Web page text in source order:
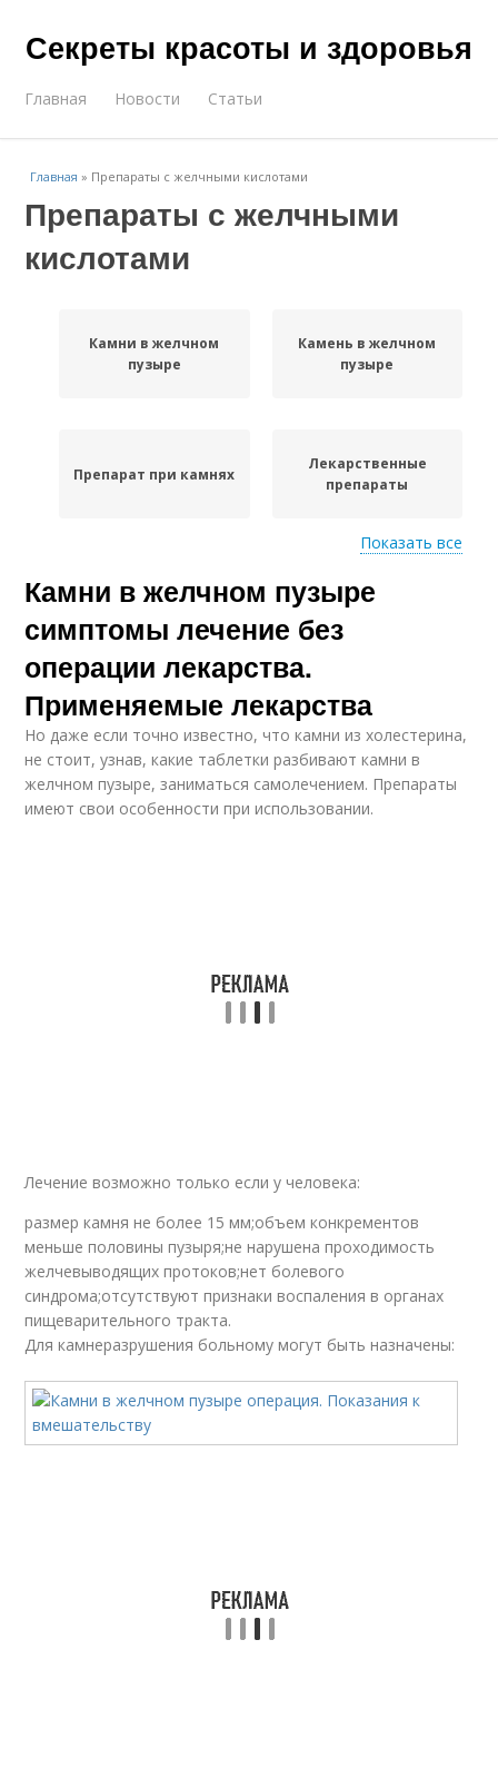
Секреты красоты и здоровья
Главная Новости Статьи
Главная » Препараты с желчными кислотами
Препараты с желчными
кислотами
Камни в желчном
пузыре
Камень в желчном
пузыре
Препарат при камнях
Лекарственные
препараты
Препараты для
растворения
Китайские препараты
Препараты от камней
Индийские
Показать все
Камни в желчном пузыре
симптомы лечение без
операции лекарства.
Применяемые лекарства
Но даже если точно известно, что камни из холестерина,
не стоит, узнав, какие таблетки разбивают камни в
желчном пузыре, заниматься самолечением. Препараты
имеют свои особенности при использовании.
Лечение возможно только если у человека:
размер камня не более 15 мм;объем конкрементов
меньше половины пузыря;не нарушена проходимость
желчевыводящих протоков;нет болевого
синдрома;отсутствуют признаки воспаления в органах
пищеварительного тракта.
Для камнеразрушения больному могут быть назначены: